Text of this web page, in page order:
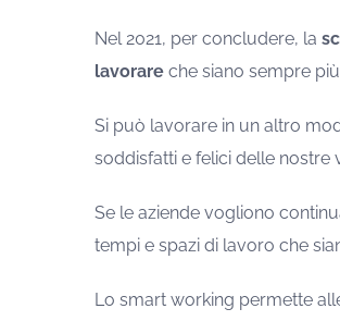
Nel 2021, per concludere, la
lavorareche siano sempre più
Si può lavorare in un altro
soddisfatti e felici delle nostre
Se le aziende vogliono
tempi e spazi di lavoro che
Lo smart working permette